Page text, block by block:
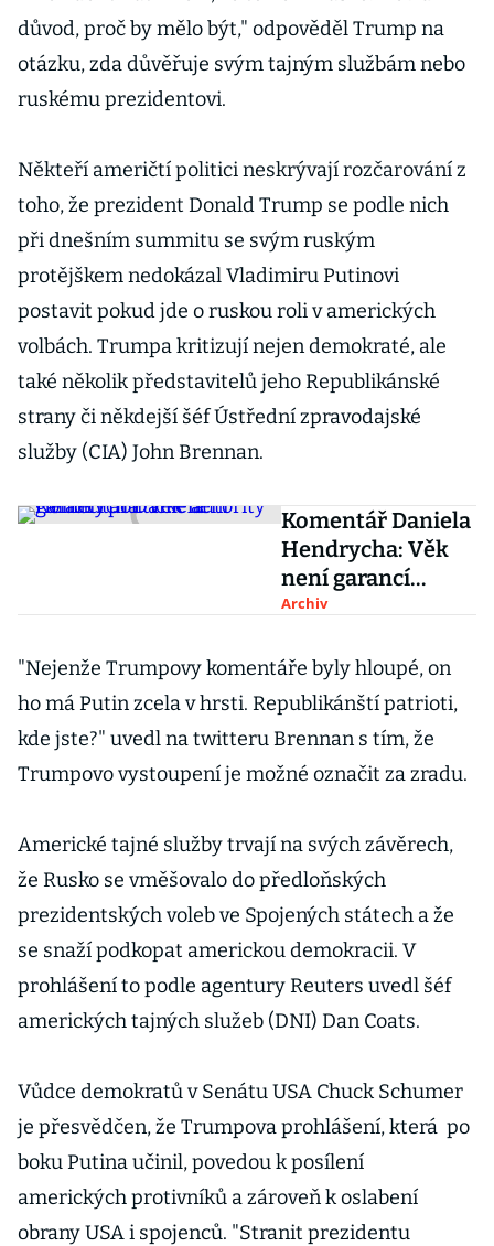
důvod, proč by mělo být," odpověděl Trump na
otázku, zda důvěřuje svým tajným službám nebo
ruskému prezidentovi.
Někteří američtí politici neskrývají rozčarování z
toho, že prezident Donald Trump se podle nich
při dnešním summitu se svým ruským
protějškem nedokázal Vladimiru Putinovi
postavit pokud jde o ruskou roli v amerických
volbách. Trumpa kritizují nejen demokraté, ale
také několik představitelů jeho Republikánské
strany či někdejší šéf Ústřední zpravodajské
služby (CIA) John Brennan.
Komentář Daniela
Hendrycha: Věk
není garancí
politické autority
Archiv
"Nejenže Trumpovy komentáře byly hloupé, on
ho má Putin zcela v hrsti. Republikánští patrioti,
kde jste?" uvedl na twitteru Brennan s tím, že
Trumpovo vystoupení je možné označit za zradu.
Americké tajné služby trvají na svých závěrech,
že Rusko se vměšovalo do předloňských
prezidentských voleb ve Spojených státech a že
se snaží podkopat americkou demokracii. V
prohlášení to podle agentury Reuters uvedl šéf
amerických tajných služeb (DNI) Dan Coats.
Vůdce demokratů v Senátu USA Chuck Schumer
je přesvědčen, že Trumpova prohlášení, která po
boku Putina učinil, povedou k posílení
amerických protivníků a zároveň k oslabení
obrany USA i spojenců. "Stranit prezidentu